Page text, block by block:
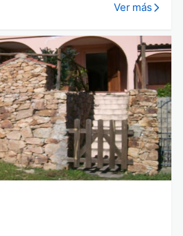
Ver más